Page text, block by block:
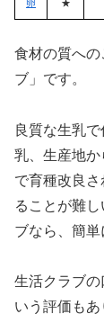
卵 ★
食材の質へ
ブ」です。
良質な生乳
乳、生産地
で育種改良
ることが難
ブなら、簡単
生活クラブ
いう評価も